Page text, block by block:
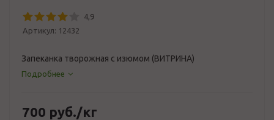
4,9
Артикул: 12432
Запеканка творожная с изюмом (ВИТРИНА)
Подробнее
700 руб./кг